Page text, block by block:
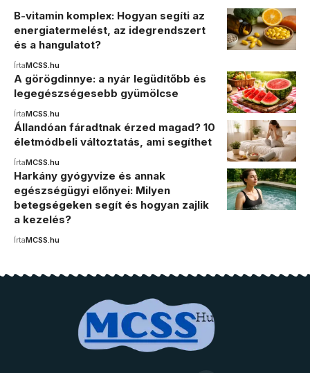
B-vitamin komplex: Hogyan segíti az
energiatermelést, az idegrendszert
és a hangulatot?
ÍrtaMCSS.hu
A görögdinnye: a nyár legüdítőbb és
legegészségesebb gyümölcse
ÍrtaMCSS.hu
Állandóan fáradtnak érzed magad? 10
életmódbeli változtatás, ami segíthet
ÍrtaMCSS.hu
Harkány gyógyvize és annak
egészségügyi előnyei: Milyen
betegségeken segít és hogyan zajlik
a kezelés?
ÍrtaMCSS.hu